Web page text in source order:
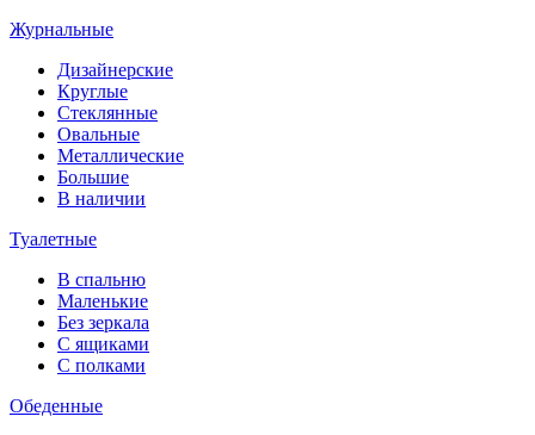
Журнальные
Дизайнерские
Круглые
Стеклянные
Овальные
Металлические
Большие
В наличии
Туалетные
В спальню
Маленькие
Без зеркала
С ящиками
С полками
Обеденные